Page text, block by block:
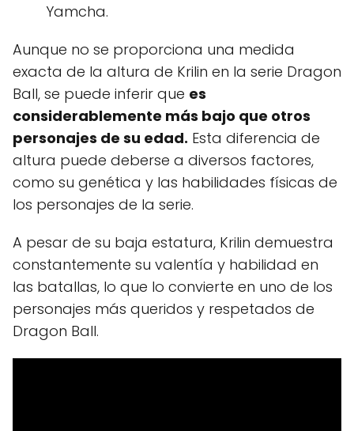
Yamcha.
Aunque no se proporciona una medida
exacta de la altura de Krilin en la serie Dragon
Ball, se puede inferir que es
considerablemente más bajo que otros
personajes de su edad. Esta diferencia de
altura puede deberse a diversos factores,
como su genética y las habilidades físicas de
los personajes de la serie.
A pesar de su baja estatura, Krilin demuestra
constantemente su valentía y habilidad en
las batallas, lo que lo convierte en uno de los
personajes más queridos y respetados de
Dragon Ball.